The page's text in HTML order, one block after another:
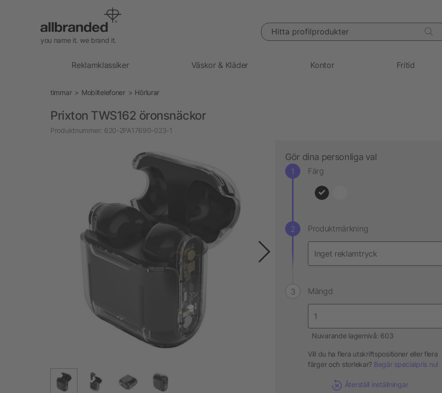
you name it. we brand it.
Hitta profilprodukter
Reklamklassiker Väskor & Kläder Kontor Fritid
timmar Mobiltelefoner Hörlurar
Prixton TWS162 öronsnäckor
Produktnummer: 620-2PA17690-023-1
Gör dina personliga val
Färg
Produktmärkning
Mängd
Nuvarande lagernivå: 603
Vill du ha flera utskriftspositioner eller flera
färger och storlekar? Begär specialpris nu!
Återställ inställningar